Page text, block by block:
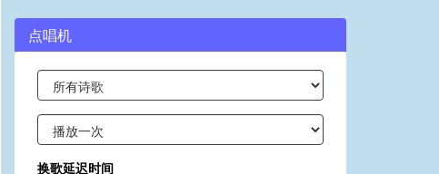
点唱机
换歌延迟时间